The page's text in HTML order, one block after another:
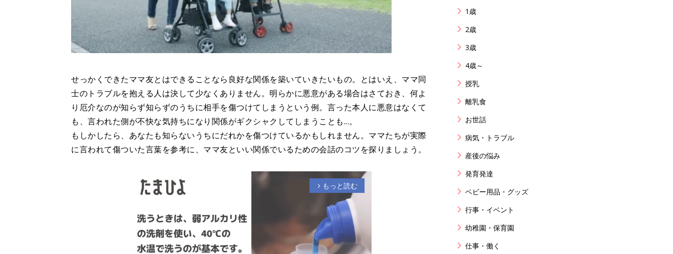
せっかくできたママ友とはできることなら良好な関係を築いていきたいもの。とはいえ、ママ同
士のトラブルを抱える人は決して少なくありません。明らかに悪意がある場合はさておき、何よ
り厄介なのが知らず知らずのうちに相手を傷つけてしまうという例。言った本人に悪意はなくて
も、言われた側が不快な気持ちになり関係がギクシャクしてしまうことも...。
もしかしたら、あなたも知らないうちにだれかを傷つけているかもしれません。ママたちが実際
に言われて傷ついた言葉を参考に、ママ友といい関係でいるための会話のコツを探りましょう。
arrow_forward_ios もっと読む
1歳
2歳
3歳
4歳～
授乳
離乳食
お世話
病気・トラブル
産後の悩み
発育発達
ベビー用品・グッズ
行事・イベント
幼稚園・保育園
仕事・働く